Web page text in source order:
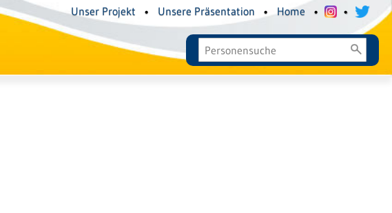
Unser Projekt • Unsere Präsentation • Home • •